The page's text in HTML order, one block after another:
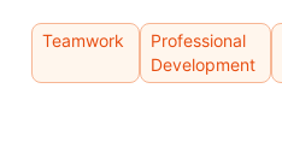
Teamwork
Professional
Development